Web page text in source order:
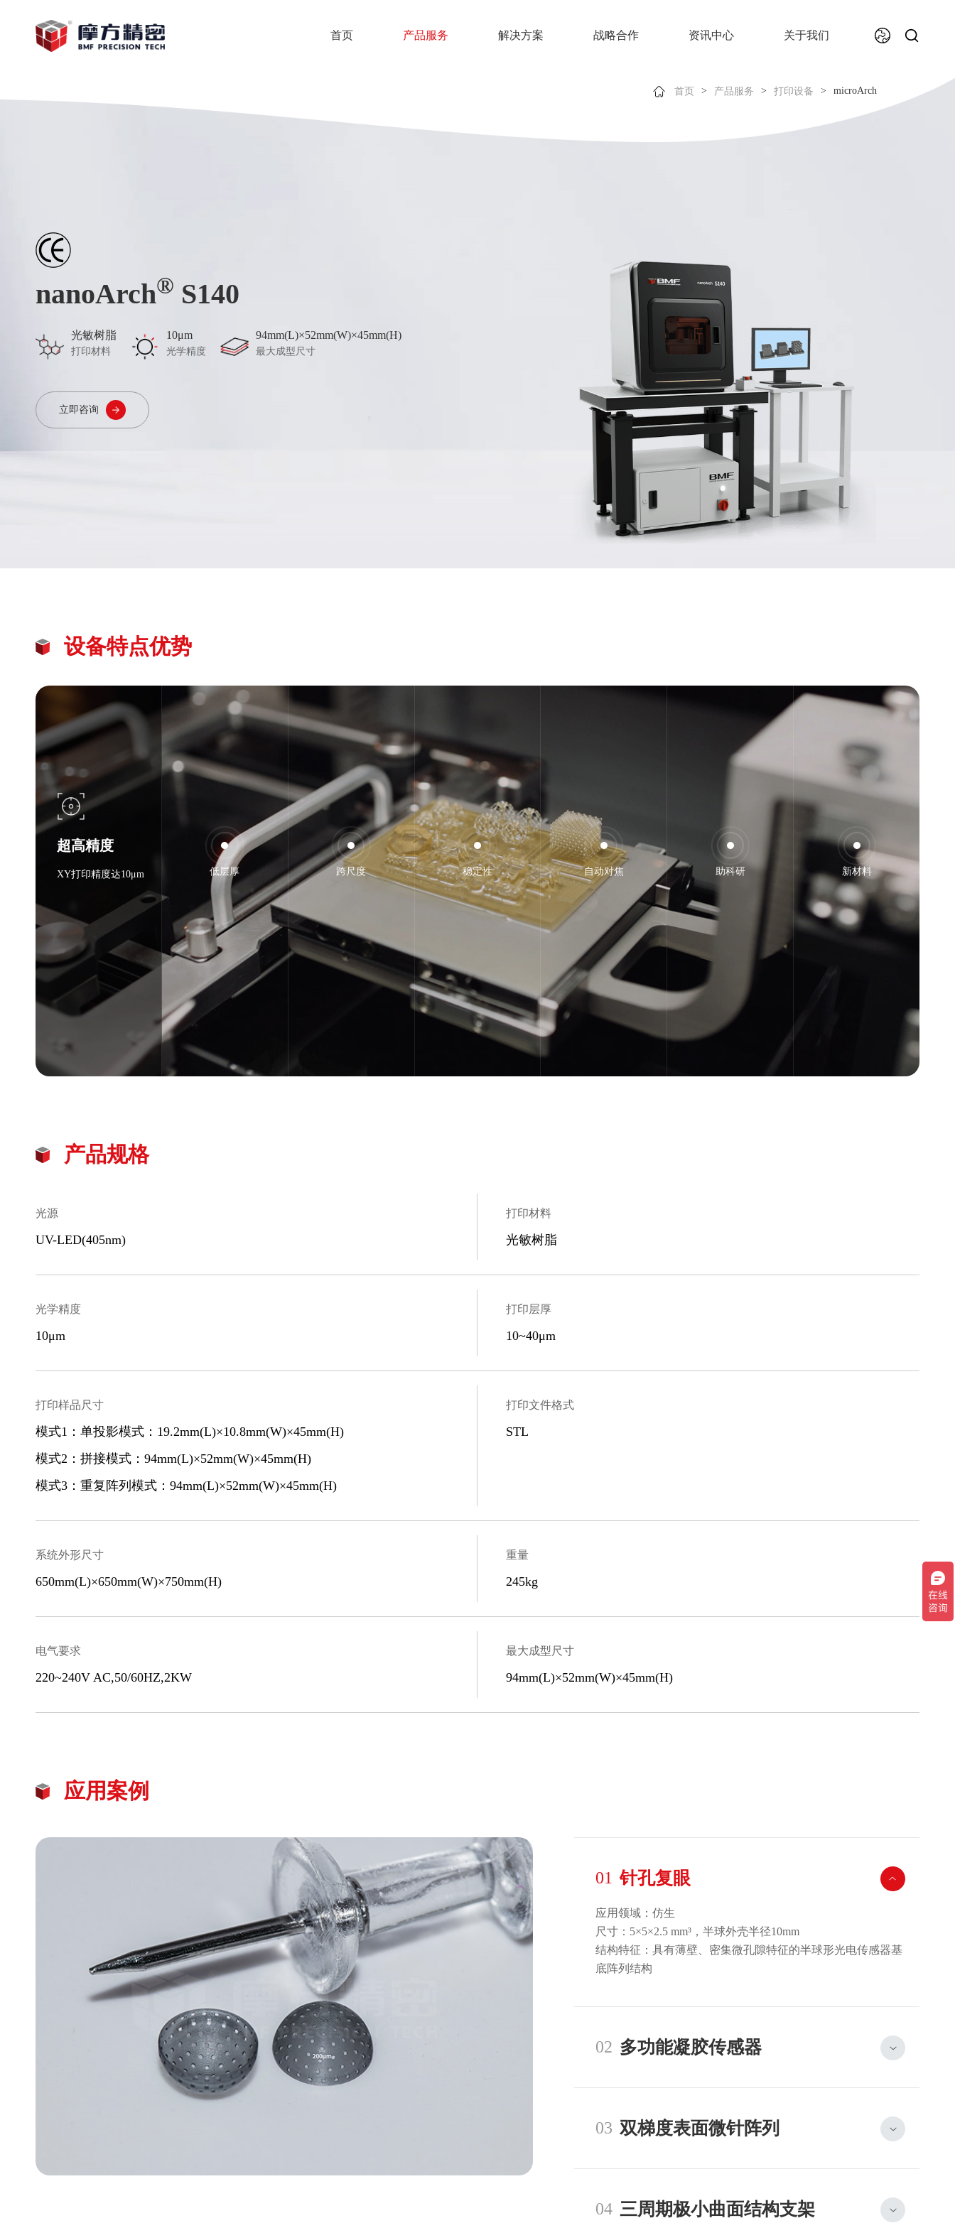
首页 产品服务 解决方案 战略合作 资讯中心 关于我们
首页 > 产品服务 > 打印设备 > microArch
nanoArch® S140
光敏树脂
打印材料
10μm
光学精度
94mm(L)×52mm(W)×45mm(H)
最大成型尺寸
立即咨询
设备特点优势
超高精度
XY打印精度达10μm 低层厚 跨尺度 稳定性 自动对焦 助科研 新材料
产品规格
光源
UV-LED(405nm)
打印材料
光敏树脂
光学精度
10μm
打印层厚
10~40μm
打印样品尺寸
模式1：单投影模式：19.2mm(L)×10.8mm(W)×45mm(H)
模式2：拼接模式：94mm(L)×52mm(W)×45mm(H)
模式3：重复阵列模式：94mm(L)×52mm(W)×45mm(H)
打印文件格式
STL
系统外形尺寸
650mm(L)×650mm(W)×750mm(H)
重量
245kg
电气要求
220~240V AC,50/60HZ,2KW
最大成型尺寸
94mm(L)×52mm(W)×45mm(H)
应用案例
01 针孔复眼
应用领域：仿生
尺寸：5×5×2.5 mm³，半球外壳半径10mm
结构特征：具有薄壁、密集微孔隙特征的半球形光电传感器基
底阵列结构
02 多功能凝胶传感器
03 双梯度表面微针阵列
04 三周期极小曲面结构支架